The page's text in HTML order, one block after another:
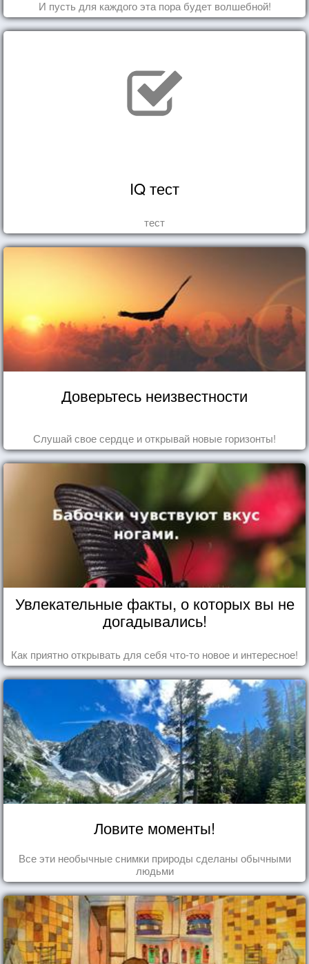
И пусть для каждого эта пора будет волшебной!
IQ тест
тест
Доверьтесь неизвестности
Слушай свое сердце и открывай новые горизонты!
Увлекательные факты, о которых вы не
догадывались!
Как приятно открывать для себя что-то новое и интересное!
Ловите моменты!
Все эти необычные снимки природы сделаны обычными
людьми